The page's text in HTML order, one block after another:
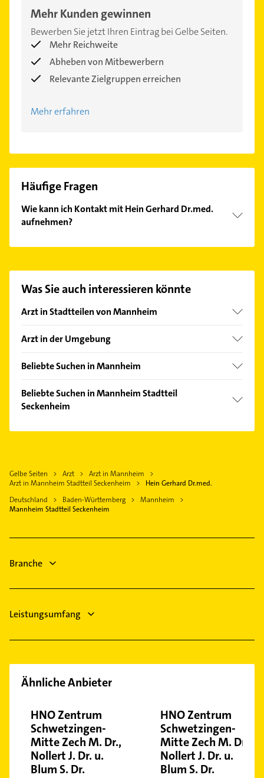
Mehr Kunden gewinnen
Bewerben Sie jetzt Ihren Eintrag bei Gelbe Seiten.
Mehr Reichweite
Abheben von Mitbewerbern
Relevante Zielgruppen erreichen
Mehr erfahren
Häufige Fragen
Wie kann ich Kontakt mit Hein Gerhard Dr.med.
aufnehmen?
Kontaktmöglichkeiten wie Adresse oder Mail in
finden Sie alleKontaktdaten.
Was Sie auch interessieren könnte
Arzt in Stadtteilen von Mannheim
Almenhof
Friedrichsfeld
Käfertal
Neckarau
Oststadt
Quadrate
Rheinau
Waldhof
Arzt in der Umgebung
Viernheim
Heidelberg
Weinheim Bergstraße
Speyer
Lorsch Hessen
Beliebte Suchen in Mannheim
Fensterbauer
Fenster
Rohrreinigung
Immobilien
Immobilienmakler
Maler
Beliebte Suchen in Mannheim Stadtteil
Seckenheim
Physiotherapie
Krankengymnastik
Kammerjäger
Gasinstallateur
Gelbe Seiten Arzt
Arzt in Mannheim
Arzt in Mannheim Stadtteil Seckenheim
Hein Gerhard Dr.med.
Deutschland
Baden-Württemberg
Mannheim
Mannheim Stadtteil Seckenheim
Branche
Leistungsumfang
Ähnliche Anbieter
HNO Zentrum
Schwetzingen-
Mitte Zech M. Dr.,
Nollert J. Dr. u.
Blum S. Dr.
HNO Zentrum
Schwetzingen-
Mitte Zech M. Dr.,
Nollert J. Dr. u.
Blum S. Dr.